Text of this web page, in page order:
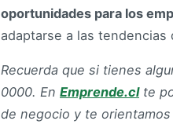
oportunidades para los
adaptarse a las tendencias
Recuerda que si tienes
0000. En Emprende.clte
de negocio y te